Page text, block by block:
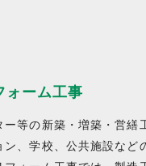
ォーム工事
ー等の新築・増築・営繕
ン、学校、公共施設など